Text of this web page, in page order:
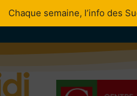
Chaque semaine, l’info des